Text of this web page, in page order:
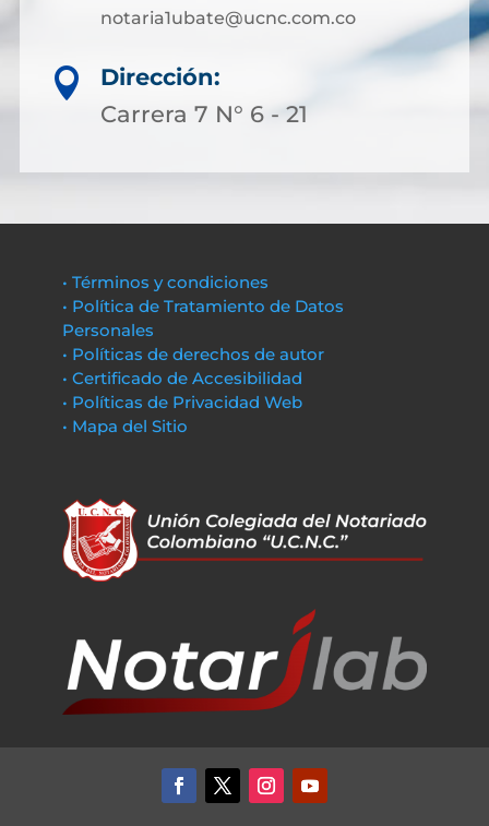
notaria1ubate@ucnc.com.co

Dirección:
Carrera 7 N° 6 - 21
• Términos y condiciones
• Política de Tratamiento de Datos
Personales
• Políticas de derechos de autor
• Certificado de Accesibilidad
• Políticas de Privacidad Web
• Mapa del Sitio